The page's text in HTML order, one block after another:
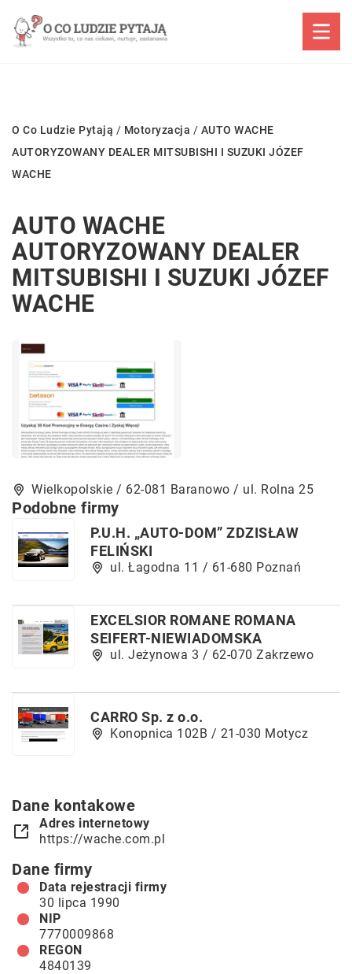
O Co Ludzie Pytają / Motoryzacja / AUTO WACHE
AUTORYZOWANY DEALER MITSUBISHI I SUZUKI JÓZEF
WACHE
AUTO WACHE
AUTORYZOWANY DEALER
MITSUBISHI I SUZUKI JÓZEF
WACHE
Wielkopolskie / 62-081 Baranowo / ul. Rolna 25
Podobne firmy
P.U.H. „AUTO-DOM” ZDZISŁAW
FELIŃSKI
ul. Łagodna 11 / 61-680 Poznań
EXCELSIOR ROMANE ROMANA
SEIFERT-NIEWIADOMSKA
ul. Jeżynowa 3 / 62-070 Zakrzewo
CARRO Sp. z o.o.
Konopnica 102B / 21-030 Motycz
Dane kontakowe
Adres internetowy
https://wache.com.pl
Dane firmy
Data rejestracji firmy
30 lipca 1990
NIP
7770009868
REGON
4840139